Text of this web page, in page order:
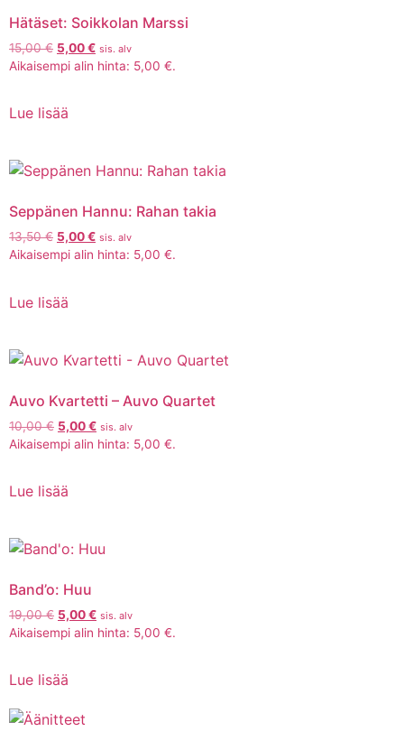
Hätäset: Soikkolan Marssi
15,00€ 5,00€ sis. alv
Aikaisempi alin hinta: 5,00 €.
Lue lisää
Seppänen Hannu: Rahan takia
13,50€ 5,00€ sis. alv
Aikaisempi alin hinta: 5,00 €.
Lue lisää
Auvo Kvartetti – Auvo Quartet
10,00€ 5,00€ sis. alv
Aikaisempi alin hinta: 5,00 €.
Lue lisää
Band’o: Huu
19,00€ 5,00€ sis. alv
Aikaisempi alin hinta: 5,00 €.
Lue lisää